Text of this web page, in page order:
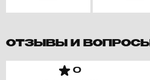
ОТЗЫВЫ И ВОПРОСЫ
0